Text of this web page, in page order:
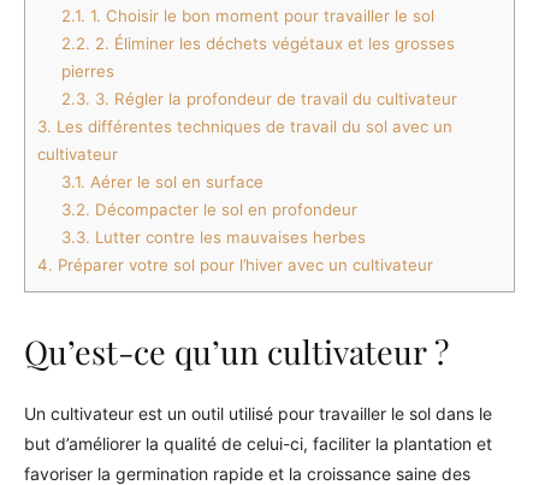
2.1. 1. Choisir le bon moment pour travailler le sol
2.2. 2. Éliminer les déchets végétaux et les grosses
pierres
2.3. 3. Régler la profondeur de travail du cultivateur
3. Les différentes techniques de travail du sol avec un
cultivateur
3.1. Aérer le sol en surface
3.2. Décompacter le sol en profondeur
3.3. Lutter contre les mauvaises herbes
4. Préparer votre sol pour l’hiver avec un cultivateur
Qu’est-ce qu’un cultivateur ?
Un cultivateur est un outil utilisé pour travailler le sol dans le
but d’améliorer la qualité de celui-ci, faciliter la plantation et
favoriser la germination rapide et la croissance saine des